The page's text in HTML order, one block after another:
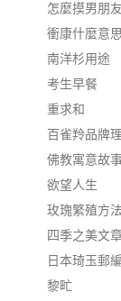
怎麼摸男朋友
衝康什麼意思
南洋杉用途
考生早餐
重求和
百雀羚品牌
佛教寓意故
欲望人生
玫瑰繁殖方法
四季之美文
日本琦玉郵編
黎甿